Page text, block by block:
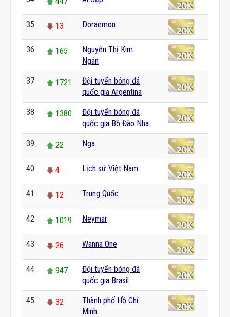
35 13 Doraemon
36 165
Nguyễn Thị Kim
Ngân
37 1721
Đội tuyển bóng đá
quốc gia Argentina
38 1380
Đội tuyển bóng đá
quốc gia Bồ Đào Nha
39 22 Nga
40 4 Lịch sử Việt Nam
41 12 Trung Quốc
42 1019 Neymar
43 26 Wanna One
44 947
Đội tuyển bóng đá
quốc gia Brasil
45 32
Thành phố Hồ Chí
Minh